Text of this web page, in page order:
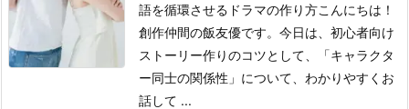
語を循環させるドラマの作り方こんにちは！
創作仲間の飯友優です。 今日は、初心者向け
ストーリー作りのコツとして、「キャラクタ
ー同士の関係性」について、わかりやすくお
話して ...